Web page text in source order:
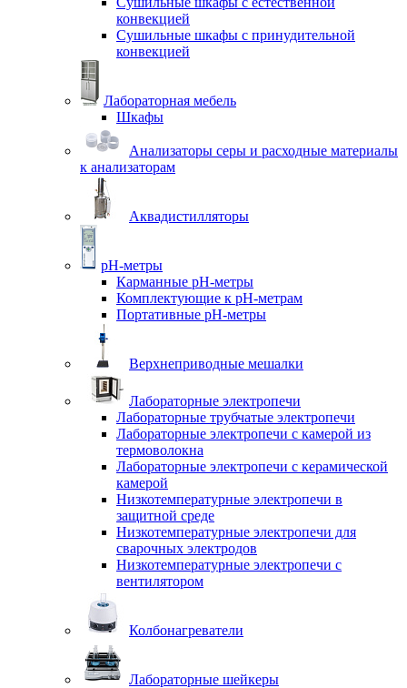
конвекцией
Сушильные шкафы с принудительной
конвекцией
Лабораторная мебель
Шкафы
Анализаторы серы и расходные материалы
к анализаторам
Аквадистилляторы
pH-метры
Карманные pH-метры
Комплектующие к pH-метрам
Портативные pH-метры
Верхнеприводные мешалки
Лабораторные электропечи
Лабораторные трубчатые электропечи
Лабораторные электропечи с камерой из
термоволокна
Лабораторные электропечи с керамической
камерой
Низкотемпературные электропечи в
защитной среде
Низкотемпературные электропечи для
cварочных электродов
Низкотемпературные электропечи с
вентилятором
Колбонагреватели
Лабораторные шейкеры